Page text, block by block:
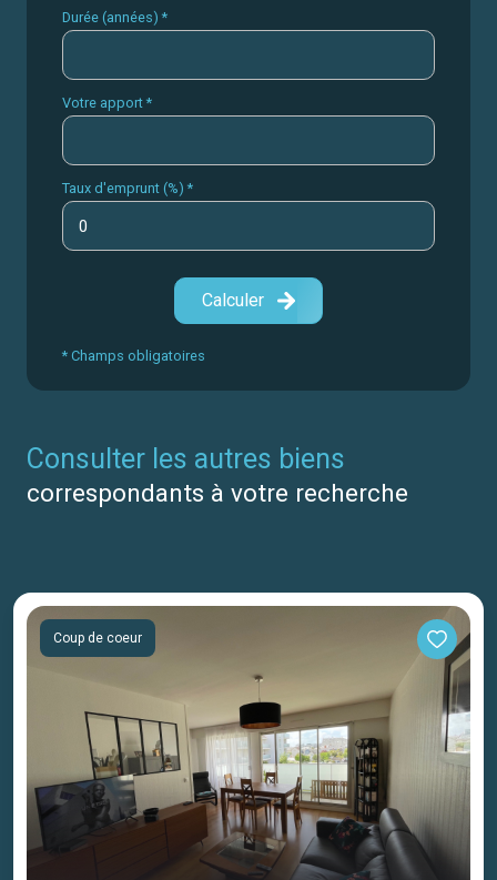
Durée (années) *
Votre apport *
Taux d'emprunt (%) *
Calculer
* Champs obligatoires
consulter les autres biens
correspondants à votre recherche
Coup de coeur